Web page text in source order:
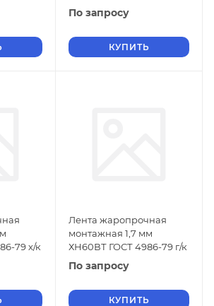
По запросу
КУПИТЬ
79 х/к
Лента жаропрочная
монтажная 1,7 мм
ХН60ВТ ГОСТ 4986-79 г/к
По запросу
КУПИТЬ